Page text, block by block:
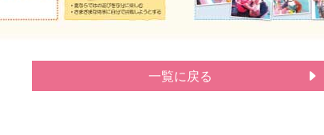
一覧に戻る